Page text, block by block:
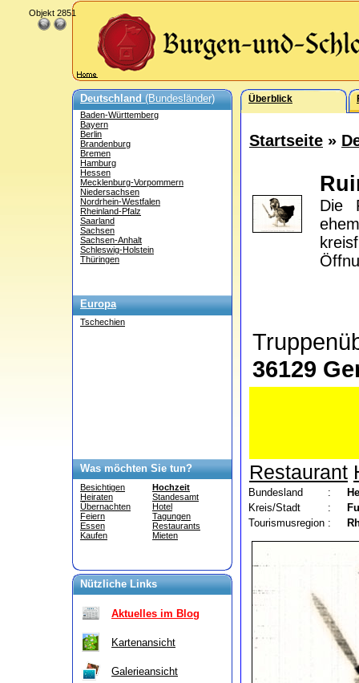
Deutschland(Bundesländer)
Baden-Württemberg
Bayern
Berlin
Brandenburg
Bremen
Hamburg
Hessen
Mecklenburg-Vorpommern
Niedersachsen
Nordrhein-Westfalen
Rheinland-Pfalz
Saarland
Sachsen
Sachsen-Anhalt
Schleswig-Holstein
Thüringen
Europa
Tschechien
Was möchten Sie tun?
Besichtigen
Heiraten
Übernachten
Feiern
Essen
Kaufen
Hochzeit
Standesamt
Hotel
Tagungen
Restaurants
Mieten
Nützliche Links
Aktuelles im Blog
Kartenansicht
Galerieansicht
Überblick
Startseite »
Die
36129
Restaurant
Bundesland :
Kreis/Stadt
:
Tourismusregion :
Objekt 2851